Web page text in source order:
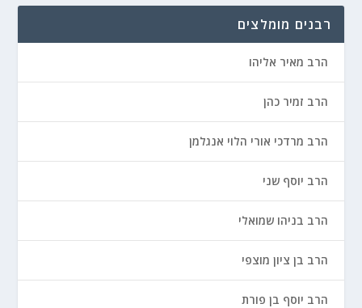
רבנים מומלצים
הרב מאיר אליהו
הרב זמיר כהן
הרב מרדכי אורי הלוי אנגלמן
הרב יוסף שני
הרב בניהו שמואלי
הרב בן ציון מוצפי
הרב יוסף בן פורת